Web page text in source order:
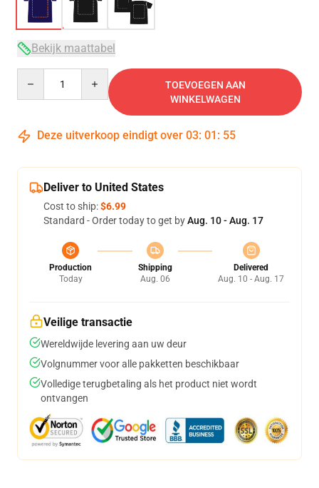
Bekijk maattabel
TOEVOEGEN AAN
WINKELWAGEN
Deze uitverkoop eindigt over 03: 01 : 54
Deliver to United States
Cost to ship:$6.99
Standard - Order today to get byAug. 10 - Aug. 17
Production
Today
Shipping
Aug. 06
Delivered
Aug. 10 - Aug. 17
Veilige transactie
Wereldwijde levering aan uw deur
Volgnummer voor alle pakketten beschikbaar
Volledige terugbetaling als het product niet wordt
ontvangen